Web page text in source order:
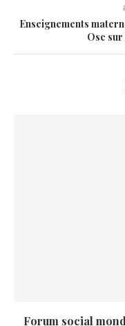
Enseignements
Osc
Forum social